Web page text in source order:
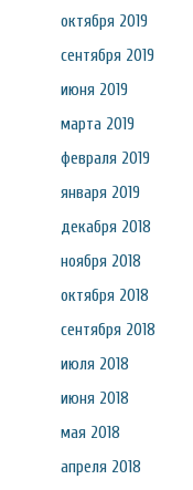
октября 2019
сентября 2019
июня 2019
марта 2019
февраля 2019
января 2019
декабря 2018
ноября 2018
октября 2018
сентября 2018
июля 2018
июня 2018
мая 2018
апреля 2018